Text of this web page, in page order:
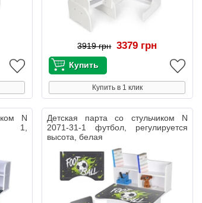
3919 грн 3379 грн
Купить в 1 клик
N
1,
Детская парта со стульчиком N
2071-31-1 футбол, регулируется
высота, белая